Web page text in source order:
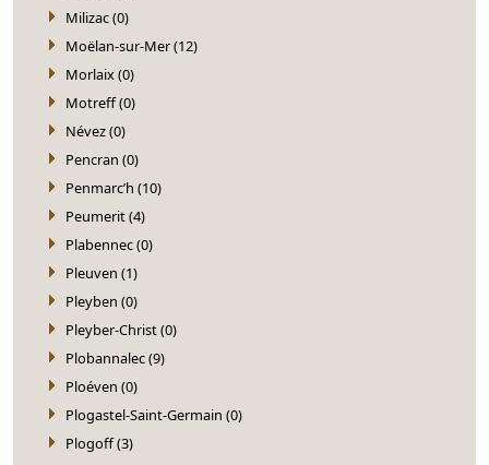
Milizac (0)
Moëlan-sur-Mer (12)
Morlaix (0)
Motreff (0)
Névez (0)
Pencran (0)
Penmarc’h (10)
Peumerit (4)
Plabennec (0)
Pleuven (1)
Pleyben (0)
Pleyber-Christ (0)
Plobannalec (9)
Ploéven (0)
Plogastel-Saint-Germain (0)
Plogoff (3)